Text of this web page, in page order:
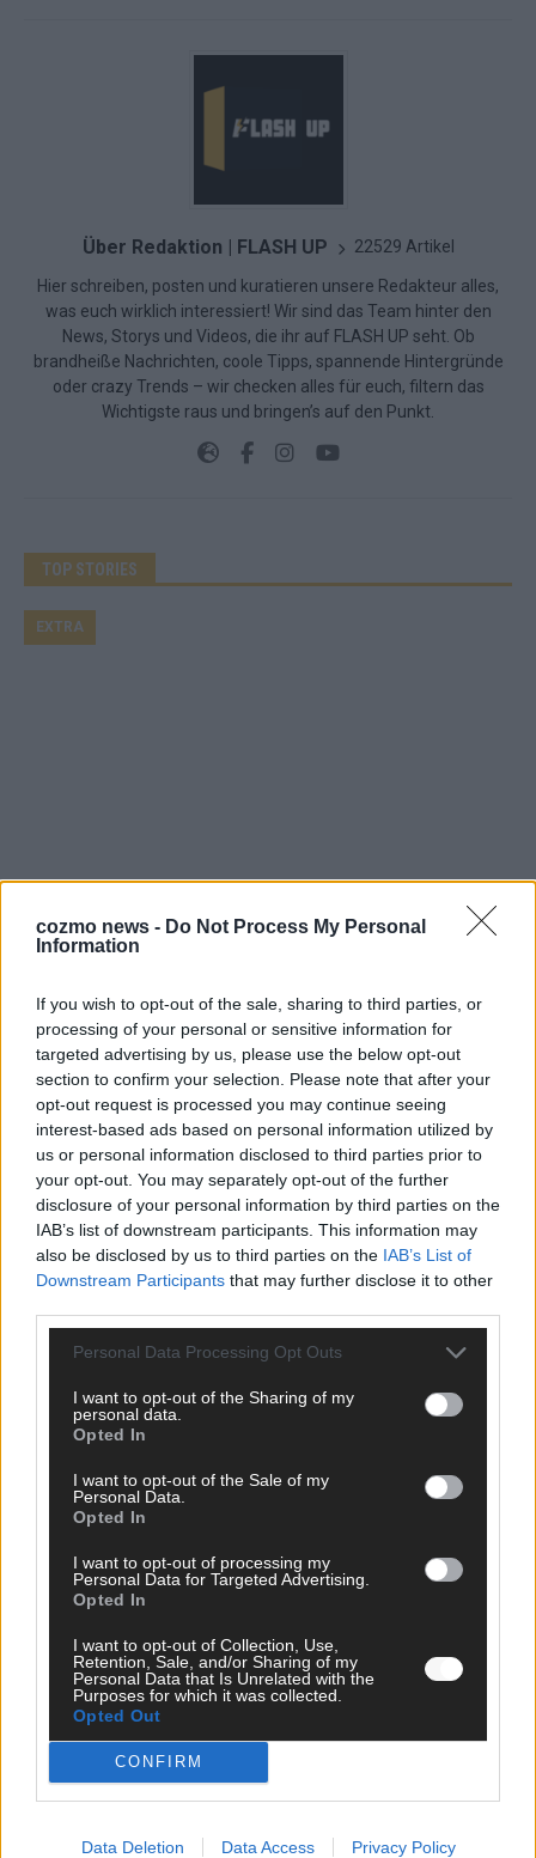
cozmo news - Do Not Process My Personal
Information
If you wish to opt-out of the sale, sharing to third parties, or
processing of your personal or sensitive information for
targeted advertising by us, please use the below opt-out
section to confirm your selection. Please note that after your
opt-out request is processed you may continue seeing
interest-based ads based on personal information utilized by
us or personal information disclosed to third parties prior to
your opt-out. You may separately opt-out of the further
disclosure of your personal information by third parties on the
IAB’s list of downstream participants. This information may
also be disclosed by us to third parties on the IAB’s List of
Downstream Participants that may further disclose it to other
Personal Data Processing Opt Outs
I want to opt-out of the Sharing of my
personal data.
Opted In
I want to opt-out of the Sale of my
Personal Data.
Opted In
I want to opt-out of processing my
Personal Data for Targeted Advertising.
Opted In
I want to opt-out of Collection, Use,
Retention, Sale, and/or Sharing of my
Personal Data that Is Unrelated with the
Purposes for which it was collected.
Opted Out
CONFIRM
Data Deletion Data Access Privacy Policy
Über Redaktion | FLASH UP 22529 Artikel
Hier schreiben, posten und kuratieren unsere Redakteur alles,
was euch wirklich interessiert! Wir sind das Team hinter den
News, Storys und Videos, die ihr auf FLASH UP seht. Ob
brandheiße Nachrichten, coole Tipps, spannende Hintergründe
oder crazy Trends – wir checken alles für euch, filtern das
Wichtigste raus und bringen’s auf den Punkt.
TOP STORIES
Monaco, Sallys Café, Westernbrauerei – der
Europa-Park 2026 macht vieles neu
EXTRA
DARA gewinnt verdient, Israel beunruhigend –
unser Kommentar zum ESC 2026
KOMMENTAR
Mai 2026
KOMMENTAR
ESC-Finale morgen: Finnland Favorit, Australien
Mai 2026
KOMMENTAR
JJ hat den Abend gerettet – der Rest des ESC-Halbfinales
war solide, aber kein Feuerwerk
Mai 2026
ESC-Halbfinale 2: Das sagen die Wettquoten – vier sicher,
sechs zittern, einer chancenlos!
KOMMENTAR
Wer zahlt, steht im Finale – ist das beim ESC wirklich fair?
Mai 2026
Eurovision Song Contest 2026: Das erste Halbfinale – der